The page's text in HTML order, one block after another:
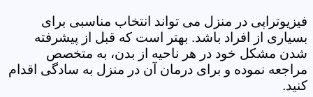
فیزیوتراپی در منزل می تواند انتخاب مناسبی برای
بسیاری از افراد باشد. بهتر است که قبل از پیشرفته
شدن مشکل خود در هر ناحیه از بدن، به متخصص
مراجعه نموده و برای درمان آن در منزل به سادگی اقدام
کنید.